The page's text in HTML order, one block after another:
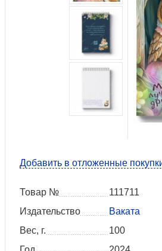
Добавить в отложенные
Товар №
111711
Издательство
Ваката
Вес, г.
100